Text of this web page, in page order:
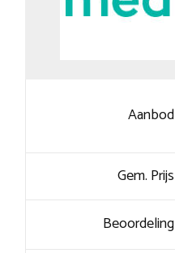
Aanbod
Gem. Prijs
Beoordeling